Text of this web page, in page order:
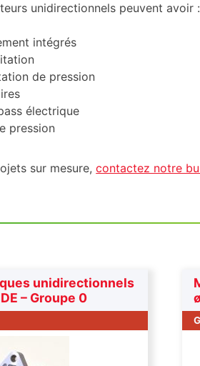
unidirectionnels peuvent avoir :
intégrés
de pression
électrique
pression
sur mesure,contactez notre
unidirectionnels
– Groupe 0